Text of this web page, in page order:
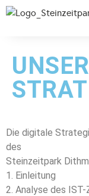
Die digitale
des
Steinzeitpark
1. Einleitung
2. Analyse des